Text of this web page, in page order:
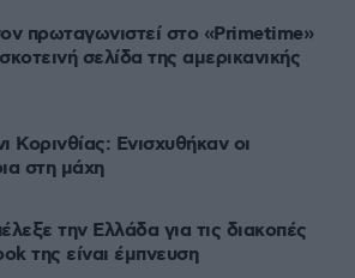
πρωταγωνιστεί στο «Primetime»
σελίδα της αμερικανικής
Ενισχυθήκαν οι
στη μάχη
την Ελλάδα για τις διακοπές
της είναι έμπνευση